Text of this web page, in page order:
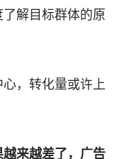
解目标群体的原
，转化量或许上
来越差了，广告